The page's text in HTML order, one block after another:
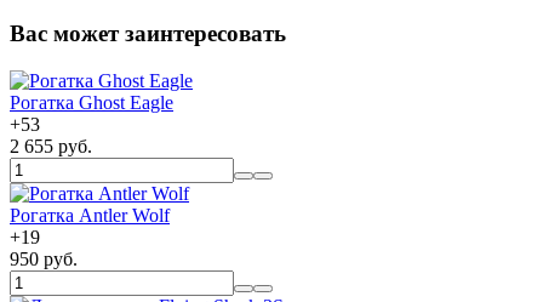
Вас может заинтересовать
Рогатка Ghost Eagle
+53
2 655 руб.
Рогатка Antler Wolf
+19
950 руб.